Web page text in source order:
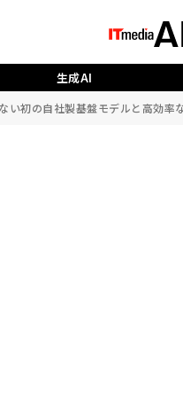
生成AI
初の自社製基盤モデルと高効率